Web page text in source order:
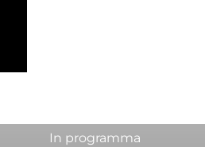
In programma